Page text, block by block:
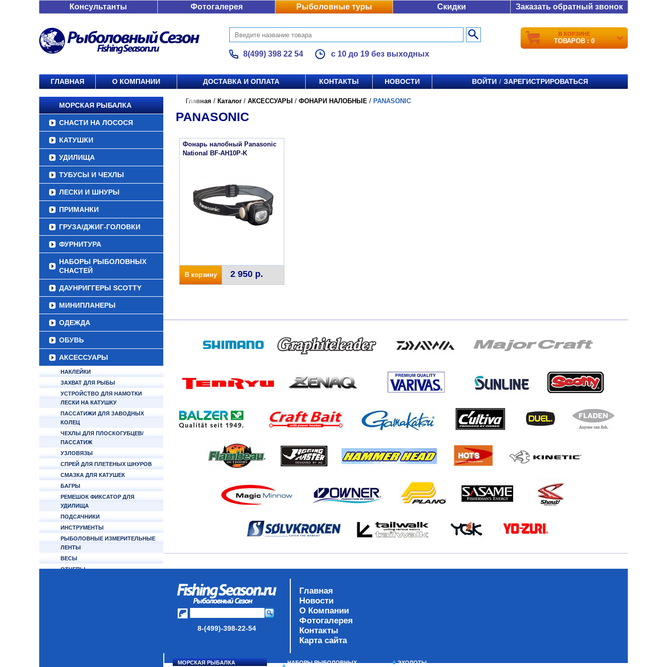
Консультанты Фотогалерея Рыболовные туры Скидки Заказать обратный звонок
8(499) 398 22 54 с 10 до 19 без выходных
В КОРЗИНЕ
ТОВАРОВ : 0
ГЛАВНАЯ О КОМПАНИИ ДОСТАВКА И ОПЛАТА КОНТАКТЫ НОВОСТИ ВОЙТИ / ЗАРЕГИСТРИРОВАТЬСЯ
МОРСКАЯ РЫБАЛКА
СНАСТИ НА ЛОСОСЯ
КАТУШКИ
УДИЛИЩА
ТУБУСЫ И ЧЕХЛЫ
ЛЕСКИ И ШНУРЫ
ПРИМАНКИ
ГРУЗА/ДЖИГ-ГОЛОВКИ
ФУРНИТУРА
НАБОРЫ РЫБОЛОВНЫХ
СНАСТЕЙ
ДАУНРИГГЕРЫ SCOTTY
МИНИПЛАНЕРЫ
ОДЕЖДА
ОБУВЬ
АКСЕССУАРЫ
НАКЛЕЙКИ
ЗАХВАТ ДЛЯ РЫБЫ
УСТРОЙСТВО ДЛЯ НАМОТКИ
ЛЕСКИ НА КАТУШКУ
ПАССАТИЖИ ДЛЯ ЗАВОДНЫХ
КОЛЕЦ
ЧЕХЛЫ ДЛЯ ПЛОСКОГУБЦЕВ/
ПАССАТИЖ
УЗЛОВЯЗЫ
СПРЕЙ ДЛЯ ПЛЕТЕНЫХ ШНУРОВ
СМАЗКА ДЛЯ КАТУШЕК
БАГРЫ
РЕМЕШОК ФИКСАТОР ДЛЯ
УДИЛИЩА
ПОДСАЧНИКИ
ИНСТРУМЕНТЫ
РЫБОЛОВНЫЕ ИЗМЕРИТЕЛЬНЫЕ
ЛЕНТЫ
ВЕСЫ
ОТЦЕПЫ
Главная / Каталог / АКСЕССУАРЫ / ФОНАРИ НАЛОБНЫЕ / PANASONIC
PANASONIC
Фонарь налобный Panasonic
National BF-AH10P-K
В корзину 2 950 р.
8-(499)-398-22-54
Главная
Новости
О Компании
Фотогалерея
Контакты
Карта сайта
МОРСКАЯ РЫБАЛКА НАБОРЫ РЫБОЛОВНЫХ ЭХОЛОТЫ